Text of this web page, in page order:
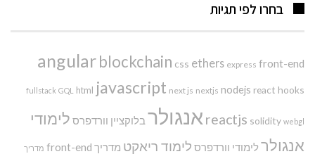
בחרו לפי תגיות
angularblockchain css ethers express front-end
fullstack GQL html javascript next js nextjs nodejs react hooks
reactjs solidity webgl אנגולר בלוקציין וורדפרס לימודי
אנגולר לימודי וורדפרס לימוד ריאקט מדריך front-end מדריך